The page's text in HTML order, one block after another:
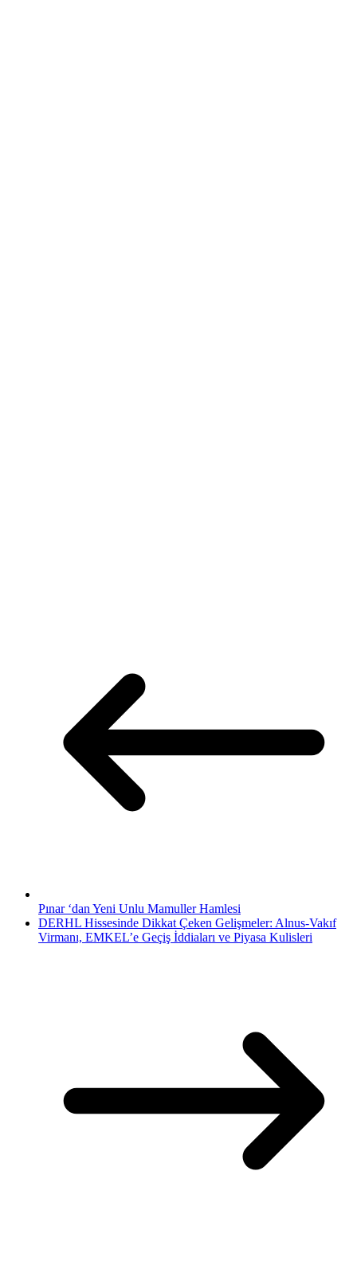
Pınar ‘dan Yeni Unlu Mamuller Hamlesi
DERHL Hissesinde Dikkat Çeken Gelişmeler: Alnus-Vakıf
Virmanı, EMKEL’e Geçiş İddiaları ve Piyasa Kulisleri